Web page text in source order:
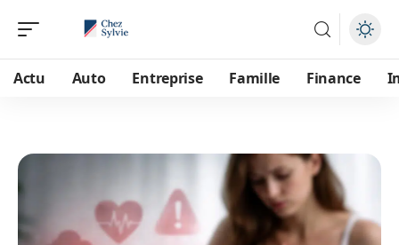
Actu Auto Entreprise Famille Finance